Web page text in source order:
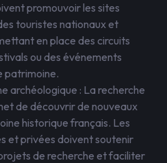
promouvoir les sites
touristes nationaux et
en place des circuits
ou des événements
patrimoine.
archéologique : La recherche
de découvrir de nouveaux
historique français. Les
et privées doivent soutenir
de recherche et faciliter